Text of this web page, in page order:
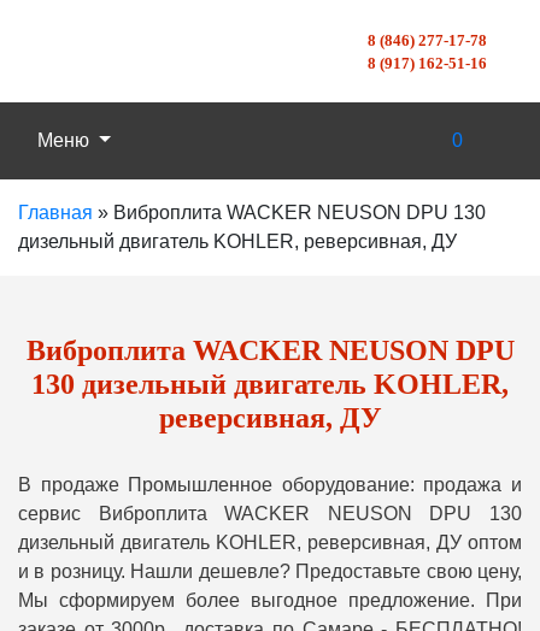
8 (846) 277-17-78
8 (917) 162-51-16
Меню 0
Главная » Виброплита WACKER NEUSON DPU 130
дизельный двигатель KOHLER, реверсивная, ДУ
Виброплита WACKER NEUSON DPU
130 дизельный двигатель KOHLER,
реверсивная, ДУ
В продаже Промышленное оборудование: продажа и
сервис Виброплита WACKER NEUSON DPU 130
дизельный двигатель KOHLER, реверсивная, ДУ оптом
и в розницу. Нашли дешевле? Предоставьте свою цену,
Мы сформируем более выгодное предложение. При